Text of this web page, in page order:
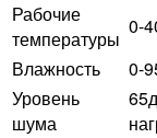
Рабочие
температуры
0-
Влажность
0-
Уровень
шума